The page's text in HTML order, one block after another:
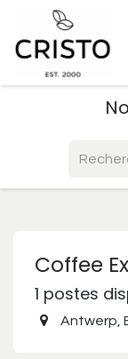
Se rendre au
Coffee
1 postes
Antwerp